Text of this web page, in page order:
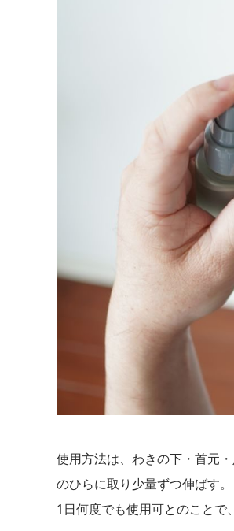
使用方法は、わきの下・首元
のひらに取り少量ずつ伸ばす。
1日何度でも使用可とのことで